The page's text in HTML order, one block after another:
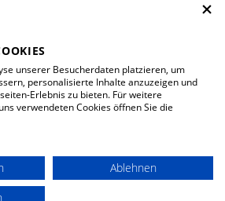
© 2026 Spilag AG
unserer Besucherdaten platzieren, um
personalisierte Inhalte anzuzeigen und
Erlebnis zu bieten. Für weitere
verwendeten Cookies öffnen Sie die
Ablehnen